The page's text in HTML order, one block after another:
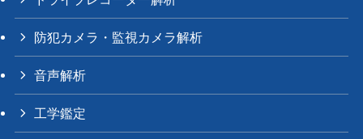
防犯カメラ・監視カメラ解析
音声解析
工学鑑定